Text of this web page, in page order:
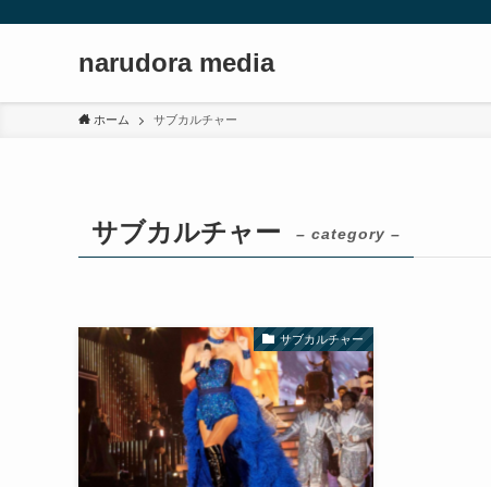
narudora media
ホーム サブカルチャー
サブカルチャー – category –
サブカルチャー